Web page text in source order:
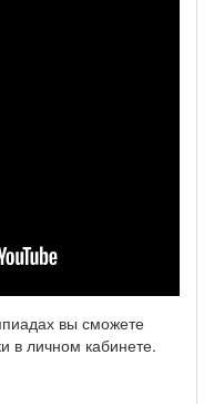
вы сможете
в личном кабинете.